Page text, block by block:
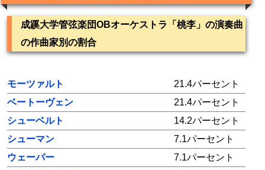
成蹊大学管弦楽団OBオーケストラ「桃李」の演奏曲
の作曲家別の割合
モーツァルト
21.4パーセント
ベートーヴェン
21.4パーセント
シューベルト
14.2パーセント
シューマン
7.1パーセント
ウェーバー
7.1パーセント